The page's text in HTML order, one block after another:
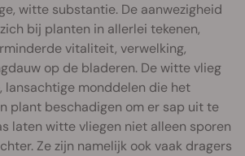
witte substantie. De aanwezigheid
bij planten in allerlei tekenen,
vitaliteit, verwelking,
op de bladeren. De witte vlieg
lansachtige monddelen die het
plant beschadigen om er sap uit te
laten witte vliegen niet alleen sporen
Ze zijn namelijk ook vaak dragers